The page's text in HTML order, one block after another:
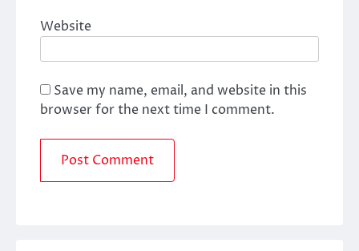
Website
Save my name, email, and website in this
browser for the next time I comment.